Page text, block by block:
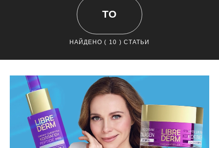
ТО
НАЙДЕНО ( 10 ) СТАТЬИ